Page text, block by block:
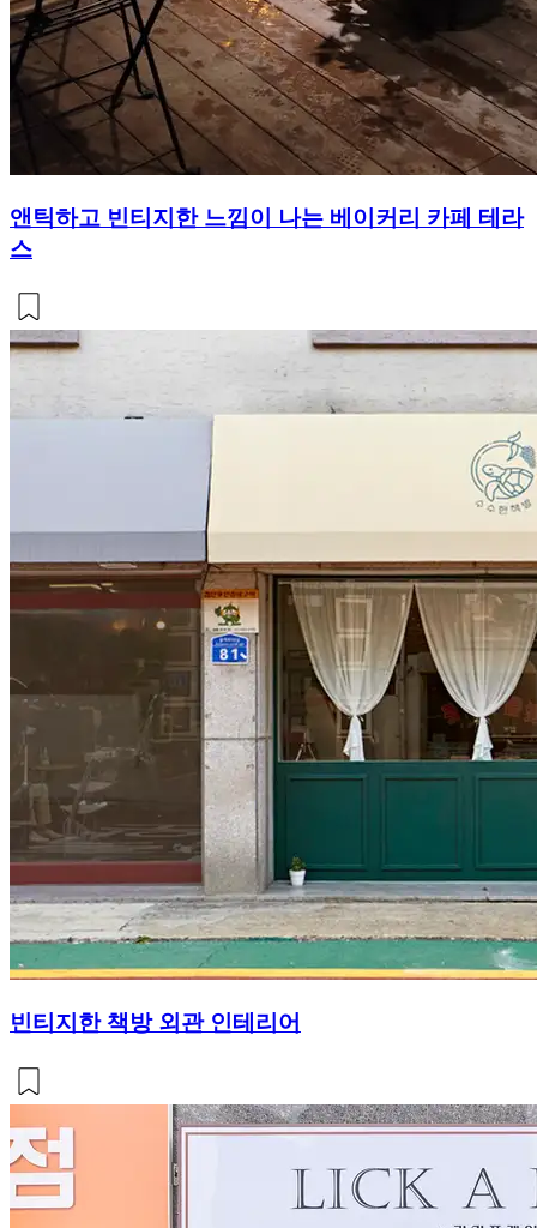
앤틱하고 빈티지한 느낌이 나는 베이커리 카페 테라
스
빈티지한 책방 외관 인테리어